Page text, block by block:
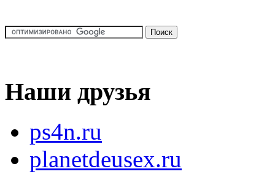
Наши друзья
ps4n.ru
planetdeusex.ru